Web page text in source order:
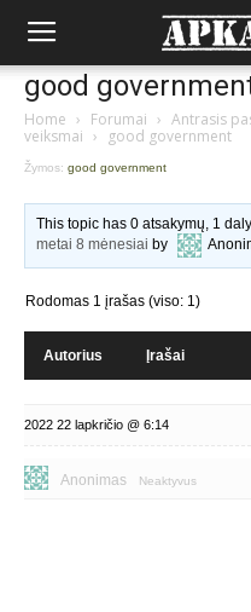
good
Home › Forumai › Antrasis
veiksmai › good government
Žymos: good government
This topic has 0 atsakymų, 1
metai 8 mėnesiai by
Rodomas 1 įrašas (viso: 1)
Autorius Įrašai
2022 22 lapkričio @ 6:14
Anonimas Neaktyvus